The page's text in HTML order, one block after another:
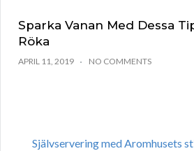
Sparka Vanan Med Dessa
Röka
APRIL 11, 2019 NO COMMENTS
Självservering med Aromhusets